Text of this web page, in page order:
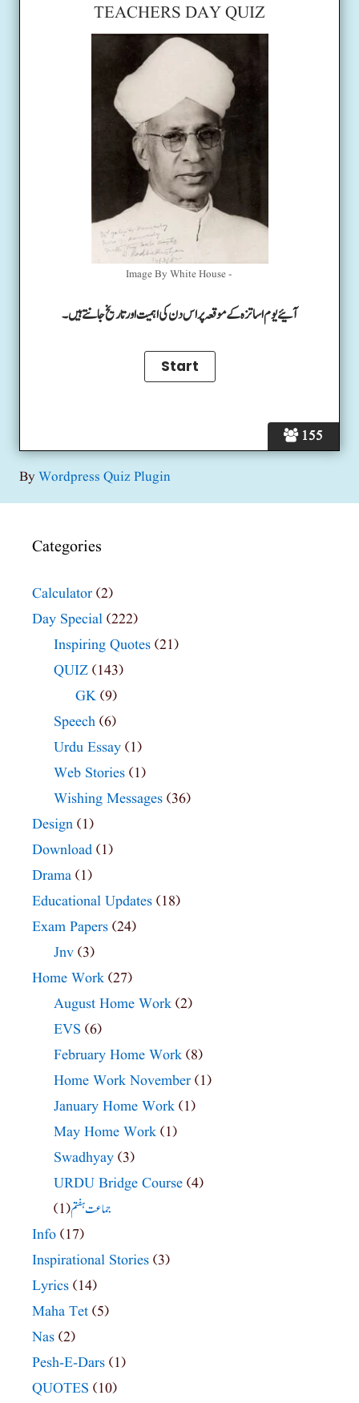
155
TEACHERS DAY QUIZ
Image By White House -
آئیے یوم اساتزہ کے موقعہ پر اس دن کی اہمیت اور تاریخ جانتے ہیں۔
ByWordpress Quiz Plugin
Categories
Calculator (2)
Day Special (222)
Inspiring Quotes (21)
QUIZ (143)
GK (9)
Speech (6)
Urdu Essay (1)
Web Stories (1)
Wishing Messages (36)
Design (1)
Download (1)
Drama (1)
Educational Updates (18)
Exam Papers (24)
Jnv (3)
Home Work (27)
August Home Work (2)
EVS (6)
February Home Work (8)
Home Work November (1)
January Home Work (1)
May Home Work (1)
Swadhyay (3)
URDU Bridge Course (4)
جماعت ہفتم(1)
Info (17)
Inspirational Stories (3)
Lyrics (14)
Maha Tet (5)
Nas (2)
Pesh-E-Dars (1)
QUOTES (10)